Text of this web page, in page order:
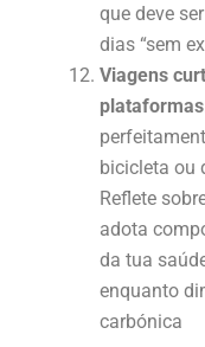
que deve
dias “sem
Viagens
plataformas
bicicleta ou
Reflete
adota
da tua
enquanto
carbónica